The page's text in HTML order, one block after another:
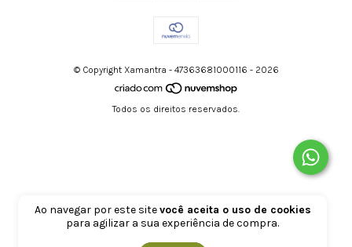
Ao navegar por este sitevocê aceita o uso de cookies
para agilizar a sua experiência de compra.
© Copyright Xamantra - 47363681000116 - 2026
Todos os direitos reservados.